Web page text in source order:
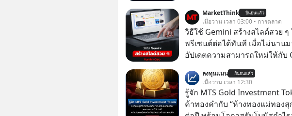
ชีวิตของผู้คนอย่างยาวนานต่อจา
MarketThink ยืนยันแล้ว
เมื่อวาน เวลา 03:00 • การตลาด
วิธีใช้ Gemini สร้างสไลด์สวย ๆ
พรีเซนต์ต่อได้ทันที เมื่อไม่นานม
อัปเดตความสามารถใหม่ให้กับ
สวย ๆ ได้ในคลิกเดียว ไม่ต้องเสีย
ไป
ลงทุนแมน ยืนยันแล้ว
เมื่อวาน เวลา 12:30
รู้จัก MTS Gold Investment
ค้าทองคำกับ “ห้างทองแม่ทองสุ